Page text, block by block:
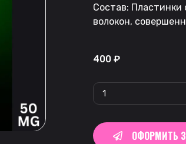
Состав: Пластинки
волокон,
400 ₽
ОФОРМИТЬ